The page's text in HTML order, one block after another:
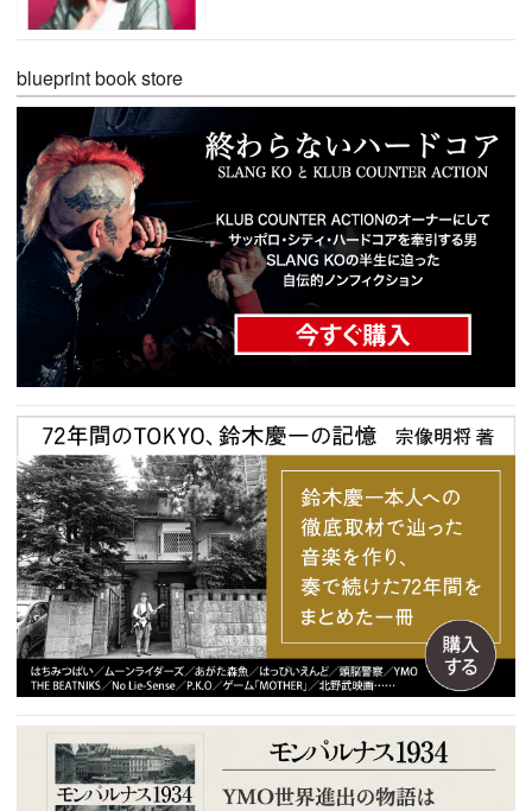
blueprint book store